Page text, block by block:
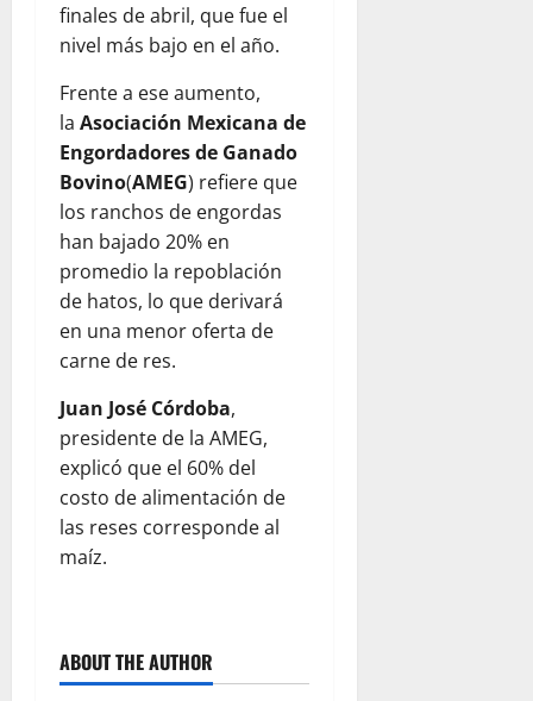
finales de abril, que fue el
nivel más bajo en el año.
Frente a ese aumento,
la Asociación Mexicana de
Engordadores de Ganado
Bovino(AMEG) refiere que
los ranchos de engordas
han bajado 20% en
promedio la repoblación
de hatos, lo que derivará
en una menor oferta de
carne de res.
Juan José Córdoba,
presidente de la AMEG,
explicó que el 60% del
costo de alimentación de
las reses corresponde al
maíz.
ABOUT THE AUTHOR